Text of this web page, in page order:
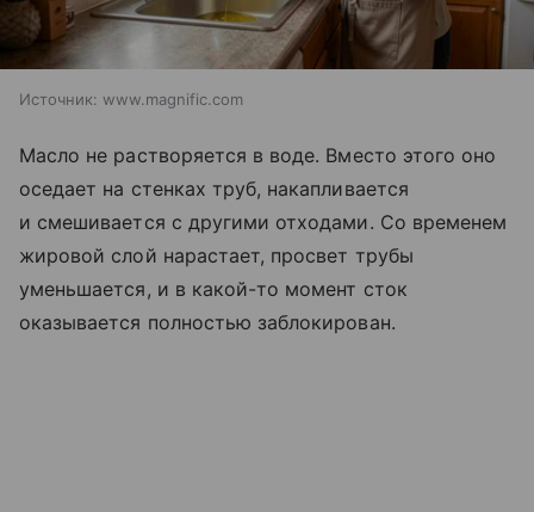
Источник: www.magnific.com
Масло не растворяется в воде. Вместо этого оно
оседает на стенках труб, накапливается
и смешивается с другими отходами. Со временем
жировой слой нарастает, просвет трубы
уменьшается, и в какой-то момент сток
оказывается полностью заблокирован.